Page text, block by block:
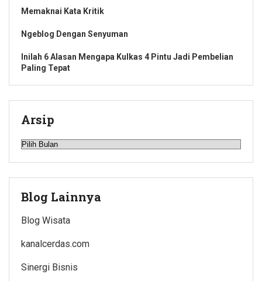
Memaknai Kata Kritik
Ngeblog Dengan Senyuman
Inilah 6 Alasan Mengapa Kulkas 4 Pintu Jadi Pembelian
Paling Tepat
Arsip
Arsip
Blog Lainnya
Blog Wisata
kanalcerdas.com
Sinergi Bisnis